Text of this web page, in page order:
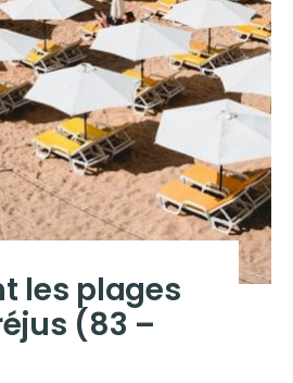
les plages
(83 –